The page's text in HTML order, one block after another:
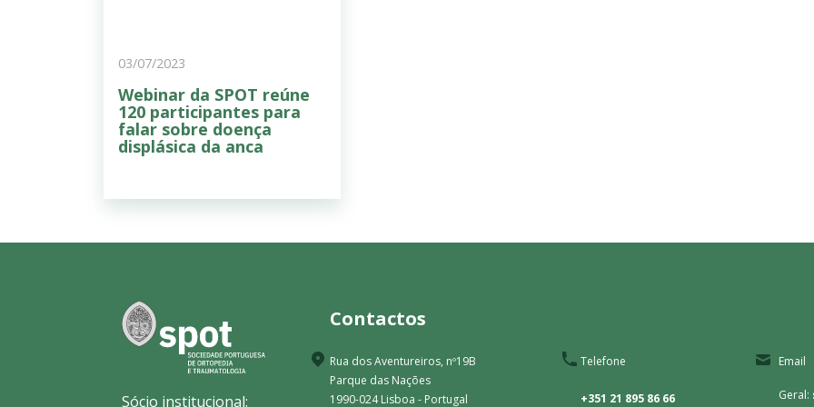
03/07/2023
Webinar da SPOT reúne
120 participantes para
falar sobre doença
displásica da anca
Sócio institucional:
Contactos
Rua dos Aventureiros, nº19B
Parque das Nações
1990-024 Lisboa - Portugal
Telefone
+351 21 895 86 66
Email
Geral: